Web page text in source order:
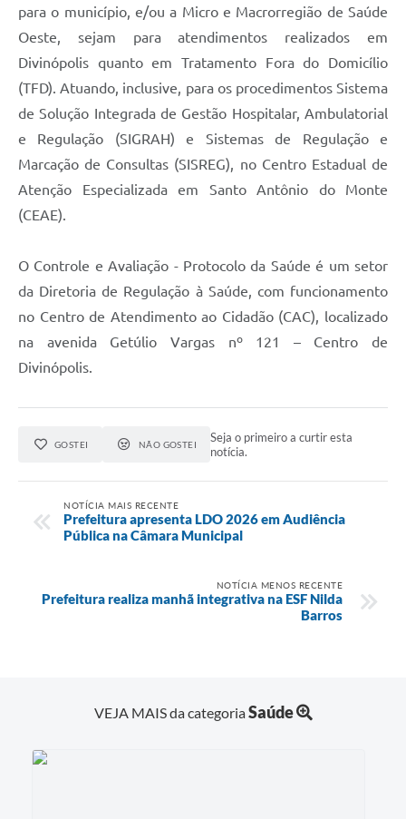
para o município, e/ou a Micro e Macrorregião de Saúde
Oeste, sejam para atendimentos realizados em
Divinópolis quanto em Tratamento Fora do Domicílio
(TFD). Atuando, inclusive, para os procedimentos Sistema
de Solução Integrada de Gestão Hospitalar, Ambulatorial
e Regulação (SIGRAH) e Sistemas de Regulação e
Marcação de Consultas (SISREG), no Centro Estadual de
Atenção Especializada em Santo Antônio do Monte
(CEAE).
O Controle e Avaliação - Protocolo da Saúde é um setor
da Diretoria de Regulação à Saúde, com funcionamento
no Centro de Atendimento ao Cidadão (CAC), localizado
na avenida Getúlio Vargas nº 121 – Centro de
Divinópolis.
GOSTEI NÃO GOSTEI
Seja o primeiro a curtir esta
notícia.
NOTÍCIA MAIS RECENTE
Prefeitura apresenta LDO 2026 em Audiência
Pública na Câmara Municipal
NOTÍCIA MENOS RECENTE
Prefeitura realiza manhã integrativa na ESF Nilda
Barros
VEJA MAIS da categoriaSaúde